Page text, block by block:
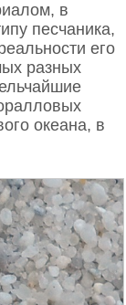
в
песчаника,
его
разных
океана, в